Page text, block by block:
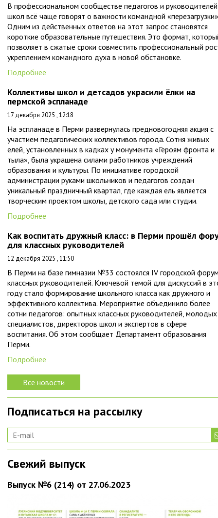
В профессиональном сообществе педагогов и руководителей
школ всё чаще говорят о важности командной
Одним из действенных ответов на этот запрос становятся
короткие образовательные путешествия. Это формат,
позволяет в сжатые сроки совместить профессиональный
укреплением командного духа в новой обстановке.
Подробнее
Коллективы школ и детсадов украсили ёлки на
пермской эспланаде
17 декабря 2025 , 12:18
На эспланаде в Перми развернулась предновогодняя акция с
участием педагогических коллективов города. Сотня живых
елей, установленных в кадках у монумента «Героям фронта и
тыла», была украшена силами работников учреждений
образования и культуры. По инициативе городской
администрации руками школьников и педагогов создан
уникальный праздничный квартал, где каждая ель является
творческим проектом школы, детского сада или студии.
Подробнее
Как воспитать дружный класс: в Перми прошёл
для классных руководителей
12 декабря 2025 , 11:50
В Перми на базе гимназии №33 состоялся IV городской
классных руководителей. Ключевой темой для дискуссий в
году стало формирование школьного класса как дружного и
эффективного коллектива. Мероприятие объединило более
сотни педагогов: опытных классных руководителей, молодых
специалистов, директоров школ и экспертов в сфере
воспитания. Об этом сообщает Департамент образования
Перми.
Подробнее
Все новости
Подписаться на рассылку
Свежий выпуск
Выпуск №6 (214) от 27.06.2023